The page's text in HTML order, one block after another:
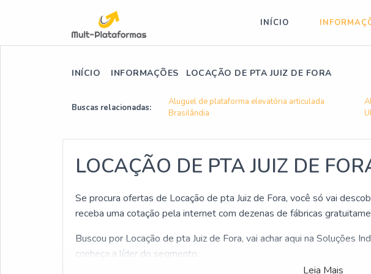
INÍCIO
INÍCIO INFORMAÇÕES LOCAÇÃO DE PTA JUIZ DE FORA
Buscas relacionadas:
Aluguel de plataforma elevatória articulada
Brasilândia
LOCAÇÃO DE PTA JUIZ DE
Se procura ofertas de Locação de pta Juiz de Fora, você só vai
receba uma cotação pela internet com dezenas de fábricas
Buscou por Locação de pta Juiz de Fora, vai achar aqui na Soluções
conheça a líder do segmento.
Sim, você entendeu direito! Quando o interesse é por Locação de pta
Leia Mais